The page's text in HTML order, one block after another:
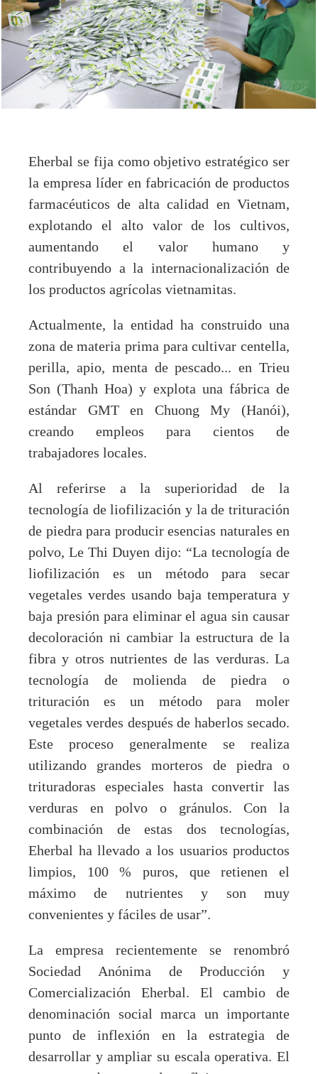
Eherbal se fija como objetivo estratégico ser
la empresa líder en fabricación de productos
farmacéuticos de alta calidad en Vietnam,
explotando el alto valor de los cultivos,
aumentando el valor humano y
contribuyendo a la internacionalización de
los productos agrícolas vietnamitas.
Actualmente, la entidad ha construido una
zona de materia prima para cultivar centella,
perilla, apio, menta de pescado... en Trieu
Son (Thanh Hoa) y explota una fábrica de
estándar GMT en Chuong My (Hanói),
creando empleos para cientos de
trabajadores locales.
Al referirse a la superioridad de la
tecnología de liofilización y la de trituración
de piedra para producir esencias naturales en
polvo, Le Thi Duyen dijo: “La tecnología de
liofilización es un método para secar
vegetales verdes usando baja temperatura y
baja presión para eliminar el agua sin causar
decoloración ni cambiar la estructura de la
fibra y otros nutrientes de las verduras. La
tecnología de molienda de piedra o
trituración es un método para moler
vegetales verdes después de haberlos secado.
Este proceso generalmente se realiza
utilizando grandes morteros de piedra o
trituradoras especiales hasta convertir las
verduras en polvo o gránulos. Con la
combinación de estas dos tecnologías,
Eherbal ha llevado a los usuarios productos
limpios, 100 % puros, que retienen el
máximo de nutrientes y son muy
convenientes y fáciles de usar”.
La empresa recientemente se renombró
Sociedad Anónima de Producción y
Comercialización Eherbal. El cambio de
denominación social marca un importante
punto de inflexión en la estrategia de
desarrollar y ampliar su escala operativa. El